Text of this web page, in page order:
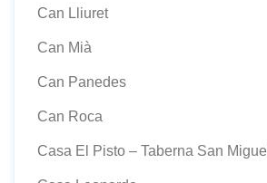
Can Lliuret
Can Mià
Can Panedes
Can Roca
Casa El Pisto – Taberna San Miguel